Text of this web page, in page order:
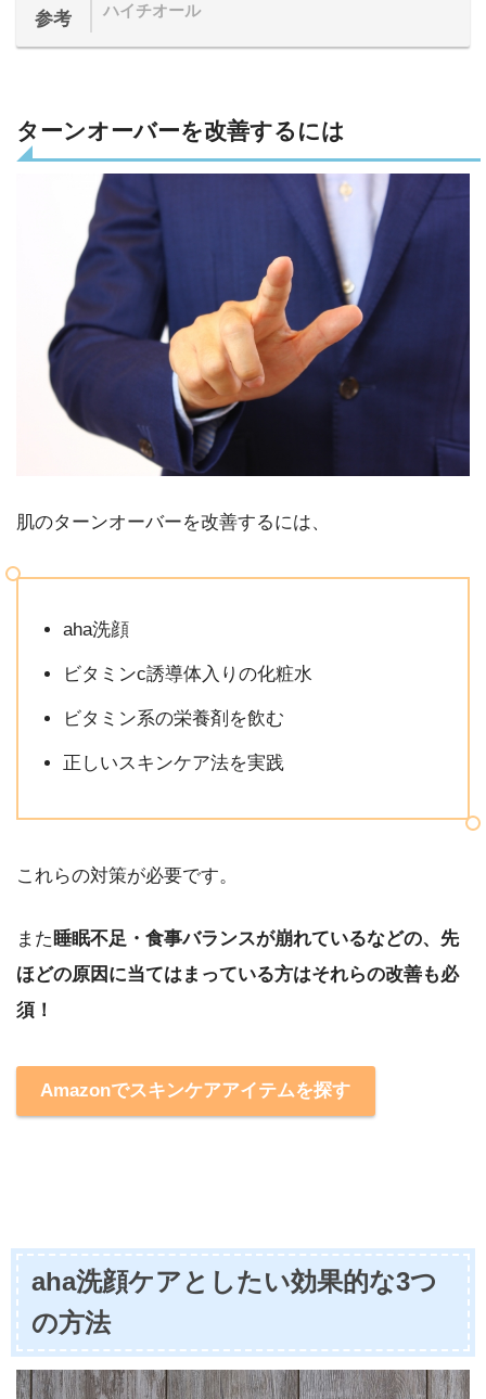
参考 ハイチオール
ターンオーバーを改善するには
肌のターンオーバーを改善するには、
aha洗顔
ビタミンc誘導体入りの化粧水
ビタミン系の栄養剤を飲む
正しいスキンケア法を実践
これらの対策が必要です。
また 睡眠不足・食事バランスが崩れているなどの、先
ほどの原因に当てはまっている方はそれらの改善も必
須！
Amazonでスキンケアアイテムを探す
aha洗顔ケアとしたい効果的な3つ
の方法